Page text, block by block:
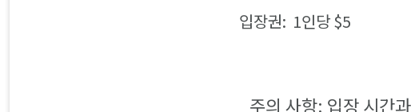
입장권: 1인당 $5
주의 사항: 입장 시간